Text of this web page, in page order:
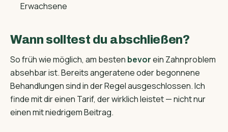
Erwachsene
Wann solltest du abschließen?
So früh wie möglich, am besten bevorein Zahnproblem
absehbar ist. Bereits angeratene oder begonnene
Behandlungen sind in der Regel ausgeschlossen. Ich
finde mit dir einen Tarif, der wirklich leistet — nicht nur
einen mit niedrigem Beitrag.